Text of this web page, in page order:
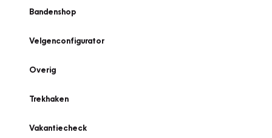
Bandenshop
Velgenconfigurator
Overig
Trekhaken
Vakantiecheck